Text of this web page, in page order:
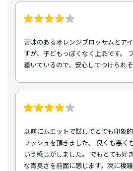
苦味のあるオレンジブロッサムとア
すが、子どもっぽくなく上品です。
着いているので、安心してつけられそ
以前にムエットで試してとても印象
プッシュを頂きました。 良くも悪く
いう感じがしました。 でもとても好
な青臭さを前面に感じます。次に複